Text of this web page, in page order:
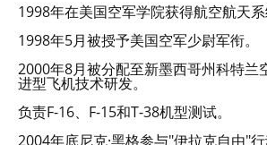
1998年在美国空军学院获得航空航天系
1998年5月被授予美国空军少尉军衔。
2000年8月被分配至新墨西哥州科特兰
进型飞机技术研发。
负责F-16、F-15和T-38机型测试。
2004年底尼克·黑格参与"伊拉克自由"